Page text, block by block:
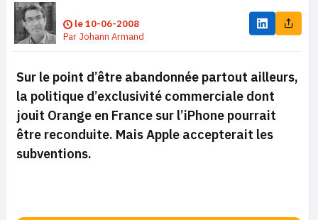
le10-06-2008
Par Johann Armand
Sur le point d’être abandonnée partout ailleurs,
la politique d’exclusivité commerciale dont
jouit Orange en France sur l’iPhone pourrait
être reconduite. Mais Apple accepterait les
subventions.